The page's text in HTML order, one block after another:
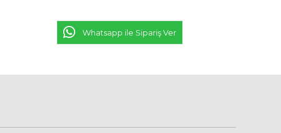
Whatsapp ile Sipariş Ver